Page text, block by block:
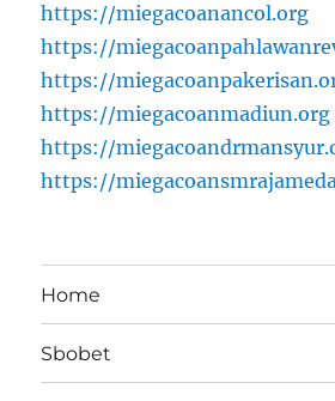
https://miegacoanancol.org
https://
https://
https://miegacoanmadiun.org
https://
https://
Home
Sbobet